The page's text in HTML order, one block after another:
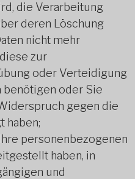
die Verarbeitung
deren Löschung
nicht mehr
zur
oder Verteidigung
benötigen oder Sie
gegen die
haben;
personenbezogenen
haben, in
und